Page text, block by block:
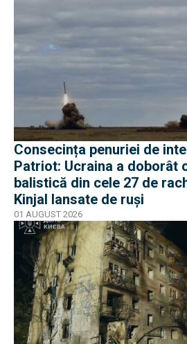
Consecința penuriei de
Patriot: Ucraina a doborât
balistică din cele 27 de
Kinjal lansate de ruși
01 AUGUST 2026